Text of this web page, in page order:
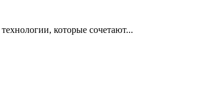
которые сочетают...